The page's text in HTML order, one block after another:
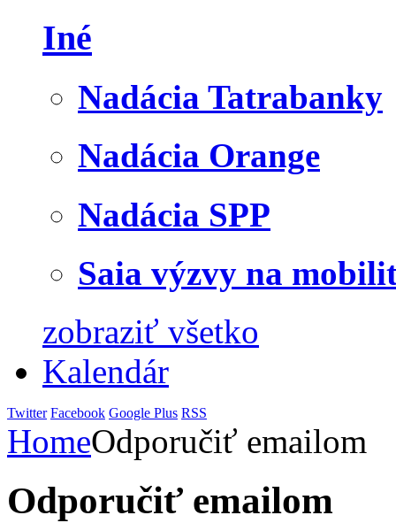
Iné
Nadácia Tatrabanky
Nadácia Orange
Nadácia SPP
Saia výzvy na
zobraziť všetko
Kalendár
Twitter Facebook Google Plus RSS
HomeOdporučiť emailom
Odporučiť emailom